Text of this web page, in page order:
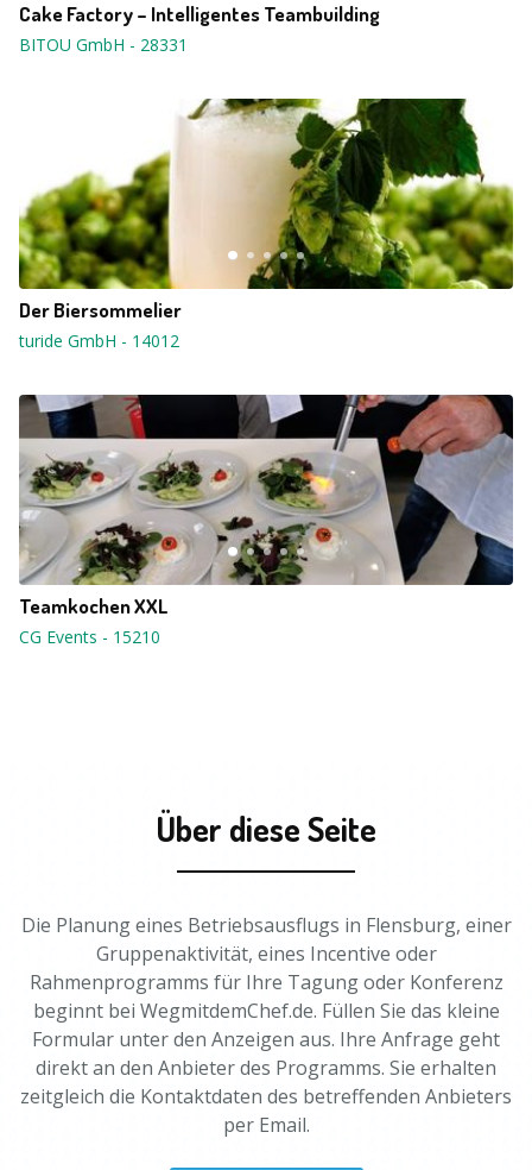
Cake Factory – Intelligentes Teambuilding
BITOU GmbH - 28331
Der Biersommelier
turide GmbH - 14012
Teamkochen XXL
CG Events - 15210
Über diese Seite
Die Planung eines Betriebsausflugs in Flensburg, einer
Gruppenaktivität, eines Incentive oder
Rahmenprogramms für Ihre Tagung oder Konferenz
beginnt bei WegmitdemChef.de. Füllen Sie das kleine
Formular unter den Anzeigen aus. Ihre Anfrage geht
direkt an den Anbieter des Programms. Sie erhalten
zeitgleich die Kontaktdaten des betreffenden Anbieters
per Email.